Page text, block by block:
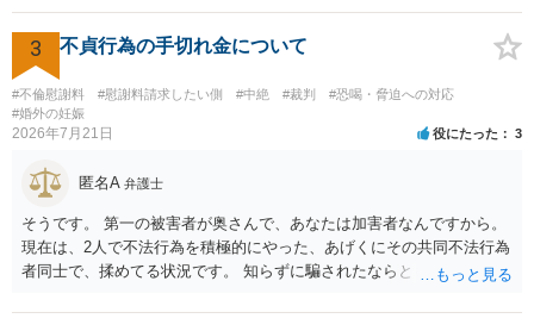
困難 仮に裁判で敗訴した場合でも、分割払いになる可能性はあります
か。 ⇒判決となり敗訴してしまった場合は、強制執行により不動産等
の財産を差し押さえられ、そこから債権回収が図られることになりま
すが、 和解であれば柔軟な解決が可能ですので、その場合は分割払
いにより支払うことも十分可能です。 ⑤ このような事情であれば、私
は120万円のみ和解交渉を続けるべきでしょうか。 ⇒ご相談者様の認
れるため、 120万円のみについて交渉を続けることがベターかと存じ
ます。
るパターンはありえるものの、本件のような精神的損害が発生したと
明確にいえないような案件において開示がなされる可能性も低いので
はないかと推察します。
3 不貞行為の手切れ金について
#不倫慰謝料 #慰謝料請求したい側 #中絶 #裁判
#恐喝・脅迫への対応
#婚外の妊娠
2026年7月21日 役にたった 3
匿名A 弁護士
そうです。 第一の被害者が奥さんで、あなたは加害者なんですから。
現在は、2人で不法行為を積極的にやった、あげくにその共同不法行為
者同士で、揉めてる状況です。 知らずに騙されたならともか
というだけですから。